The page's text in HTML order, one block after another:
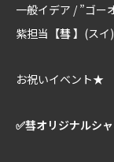
一般イデア / ”ゴー
紫担当 【彗 】 (スイ)
お祝いイベント★
✅彗オリジナルシ